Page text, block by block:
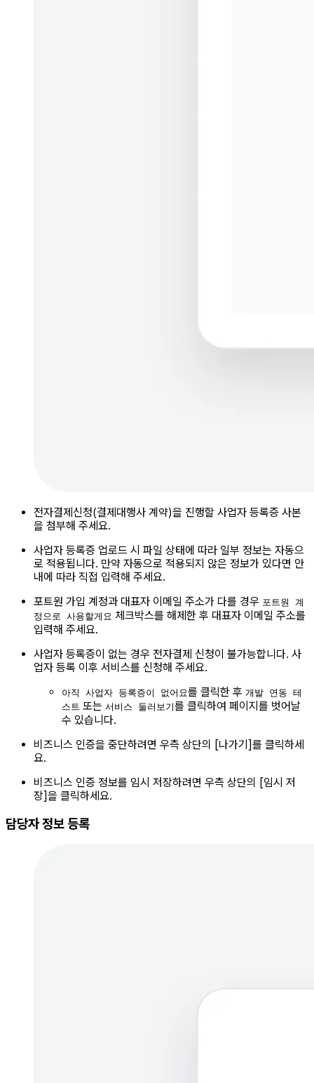
전자결제신청(결제대행사 계약)을 진행할 사업자 등록증 사본
을 첨부해 주세요.
사업자 등록증 업로드 시 파일 상태에 따라 일부 정보는 자동으
로 적용됩니다. 만약 자동으로 적용되지 않은 정보가 있다면 안
내에 따라 직접 입력해 주세요.
포트원 가입 계정과 대표자 이메일 주소가 다를 경우 포트원 계
정으로 사용할게요 체크박스를 해제한 후 대표자 이메일 주소를
입력해 주세요.
사업자 등록증이 없는 경우 전자결제 신청이 불가능합니다. 사
업자 등록 이후 서비스를 신청해 주세요.
아직 사업자 등록증이 없어요를 클릭한 후 개발 연동 테
스트 또는 서비스 둘러보기를 클릭하여 페이지를 벗어날
수 있습니다.
비즈니스 인증을 중단하려면 우측 상단의 [나가기]를 클릭하세
요.
비즈니스 인증 정보를 임시 저장하려면 우측 상단의 [임시 저
장]을 클릭하세요.
담당자 정보 등록